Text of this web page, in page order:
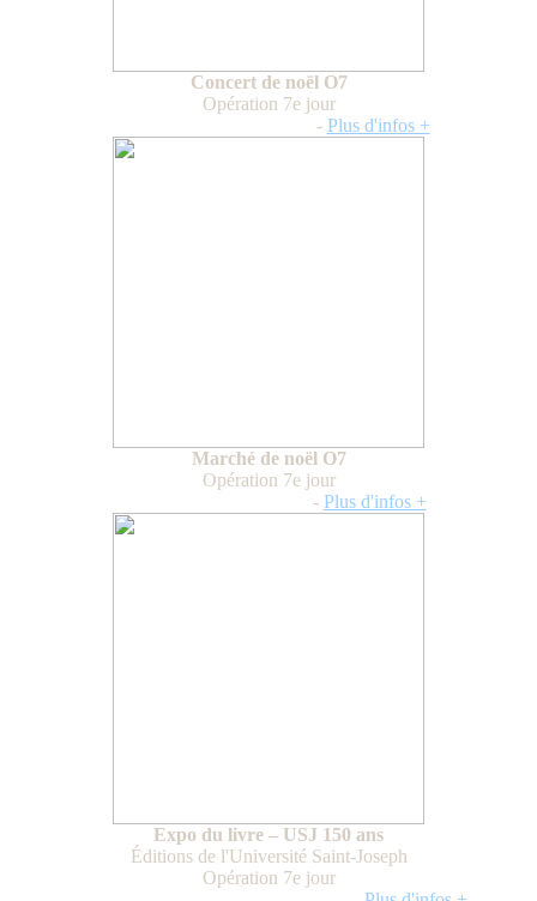
Concert de noël O7
Opération 7e jour
- Plus d'infos +
Marché de noël O7
Opération 7e jour
- Plus d'infos +
Expo du livre – USJ 150 ans
Éditions de l'Université Saint-Joseph
Opération 7e jour